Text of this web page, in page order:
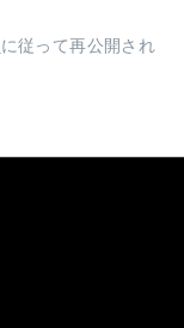
に従って再公開され